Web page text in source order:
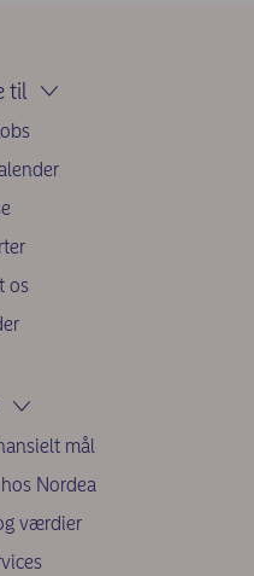
til
os
mål
Nordea
værdier